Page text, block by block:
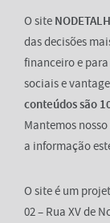
O site
das decisões
financeiro e
sociais e
conteúdos são
Mantemos
a informação
O site é um
02 – Rua XV de